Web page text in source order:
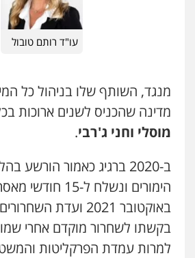
עו"ד רותם טובול
מנגד, השותף שלו בניהול כל
מדינה שהכניס לשנים ארוכות
מוסלי וחני ג'רבי.
ב-2020 ברגיג כאמור הורשע
הימורים ונשלח ל-15 חודשי מאסר.
באוקטובר 2021 ועדת
בקשתו לשחרור מוקדם אחרי
למרות עמדת הפרקליטות
0546470989
עו"ד אבי כהן
0523647066
ויקי שמואל – משרד
0528959600
קורל קרוז – עורך דין
משפט פלילי
0545437431